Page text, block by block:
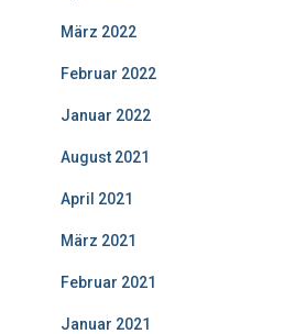
März 2022
Februar 2022
Januar 2022
August 2021
April 2021
März 2021
Februar 2021
Januar 2021